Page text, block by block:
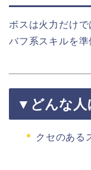
ボスは火力だけ
バフ系スキルを準
▼どんな人
クセのある